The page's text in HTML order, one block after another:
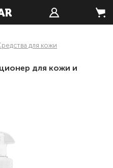
для кожи
для кожи и